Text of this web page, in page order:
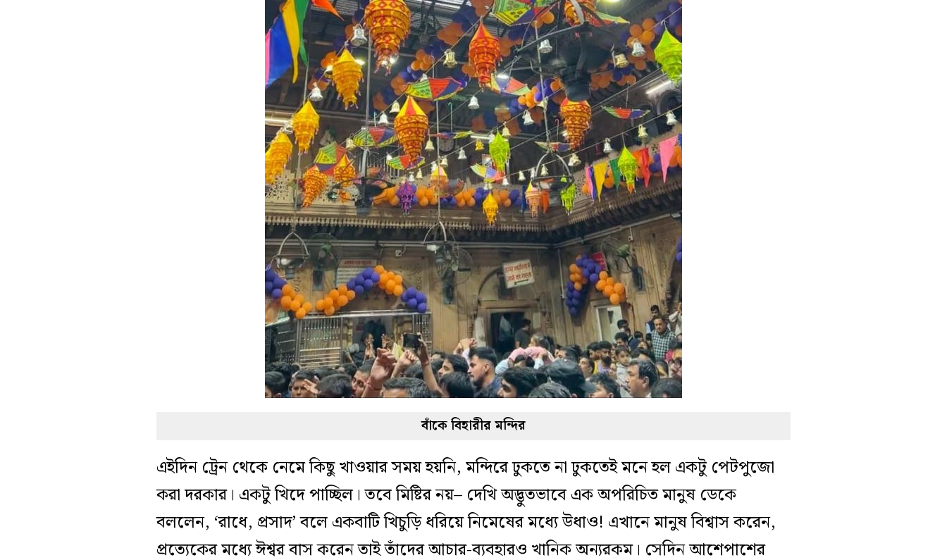
বাঁকে বিহারীর মন্দির
এইদিন ট্রেন থেকে নেমে কিছু খাওয়ার সময় হয়নি, মন্দিরে ঢুকতে না ঢুকতেই মনে হল একটু পেটপুজো
করা দরকার। একটু খিদে পাচ্ছিল। তবে মিষ্টির নয়– দেখি অদ্ভুতভাবে এক অপরিচিত মানুষ ডেকে
বললেন, ‘রাধে, প্রসাদ’ বলে একবাটি খিচুড়ি ধরিয়ে নিমেষের মধ্যে উধাও! এখানে মানুষ বিশ্বাস করেন,
প্রত্যেকের মধ্যে ঈশ্বর বাস করেন তাই তাঁদের আচার-ব্যবহারও খানিক অন্যরকম। সেদিন আশেপাশের